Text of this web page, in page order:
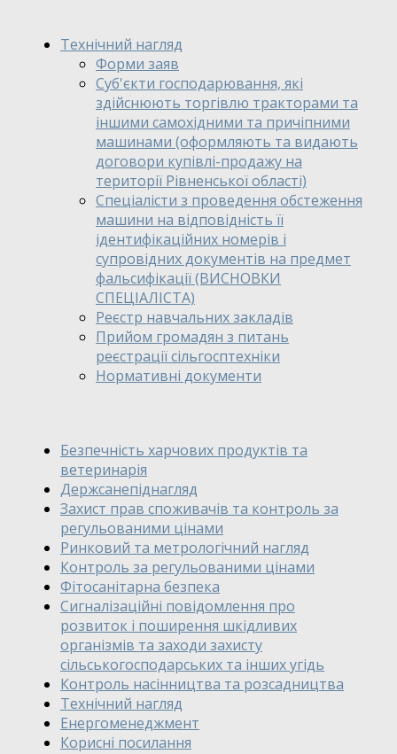
Технічний нагляд
Форми заяв
Суб'єкти господарювання, які
здійснюють торгівлю тракторами та
іншими самохідними та причіпними
машинами (оформляють та видають
договори купівлі-продажу на
території Рівненської області)
Спеціалісти з проведення обстеження
машини на відповідність її
ідентифікаційних номерів і
супровідних документів на предмет
фальсифікації (ВИСНОВКИ
СПЕЦІАЛІСТА)
Реєстр навчальних закладів
Прийом громадян з питань
реєстрації сільгосптехніки
Нормативні документи
Безпечність харчових продуктів та
ветеринарія
Держсанепіднагляд
Захист прав споживачів та контроль за
регульованими цінами
Ринковий та метрологічний нагляд
Контроль за регульованими цінами
Фітосанітарна безпека
Сигналізаційні повідомлення про
розвиток і поширення шкідливих
організмів та заходи захисту
сільськогосподарських та інших угідь
Контроль насінництва та розсадництва
Технічний нагляд
Енергоменеджмент
Корисні посилання